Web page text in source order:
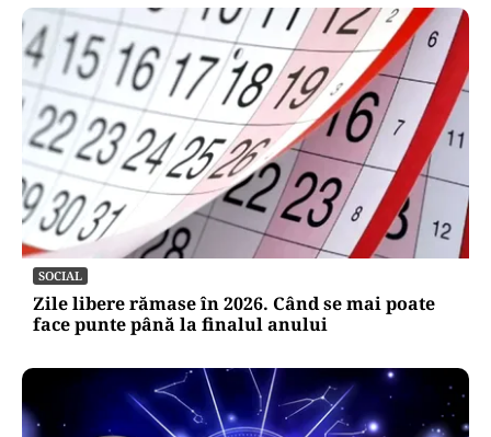
SOCIAL
Zile libere rămase în 2026. Când se mai poate
face punte până la finalul anului